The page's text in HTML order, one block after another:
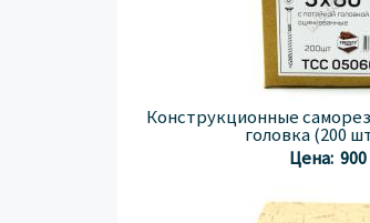
Конструкционные
головка (200
Цена: